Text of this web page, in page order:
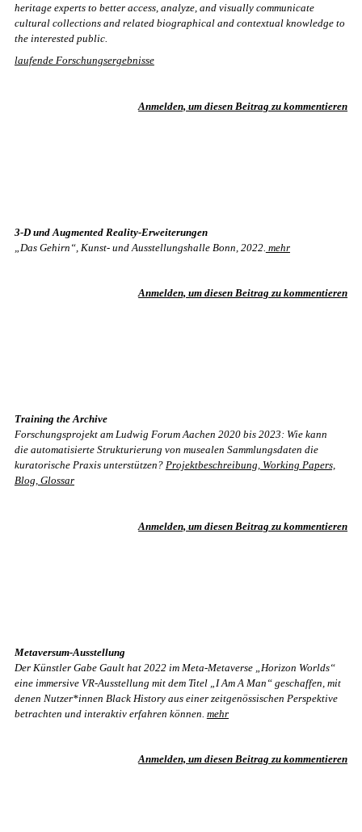
heritage experts to better access, analyze, and visually communicate
cultural collections and related biographical and contextual knowledge to
the interested public.
laufende Forschungsergebnisse
Anmelden, um diesen Beitrag zu kommentieren
3-D und Augmented Reality-Erweiterungen
„Das Gehirn“, Kunst- und Ausstellungshalle Bonn, 2022. mehr
Anmelden, um diesen Beitrag zu kommentieren
Training the Archive
Forschungsprojekt am Ludwig Forum Aachen 2020 bis 2023: Wie kann
die automatisierte Strukturierung von musealen Sammlungsdaten die
kuratorische Praxis unterstützen? Projektbeschreibung, Working Papers,
Blog, Glossar
Anmelden, um diesen Beitrag zu kommentieren
Metaversum-Ausstellung
Der Künstler Gabe Gault hat 2022 im Meta-Metaverse „Horizon Worlds“
eine immersive VR-Ausstellung mit dem Titel „I Am A Man“ geschaffen, mit
denen Nutzer*innen Black History aus einer zeitgenössischen Perspektive
betrachten und interaktiv erfahren können. mehr
Anmelden, um diesen Beitrag zu kommentieren